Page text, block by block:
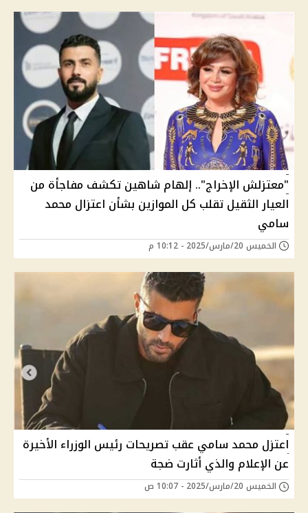
"معتزلش الإخراج".. إلهام شاهين تكشف مفاجأة من
العيار الثقيل تقلب كل الموازين بشأن اعتزال محمد
سامي
الخميس 20/مارس/2025 - 10:12 م
اعتزل محمد سامي عقب تصريحات رئيس الوزراء الأخيرة
عن الإعلام والذي أثارت ضجة
الخميس 20/مارس/2025 - 10:07 ص